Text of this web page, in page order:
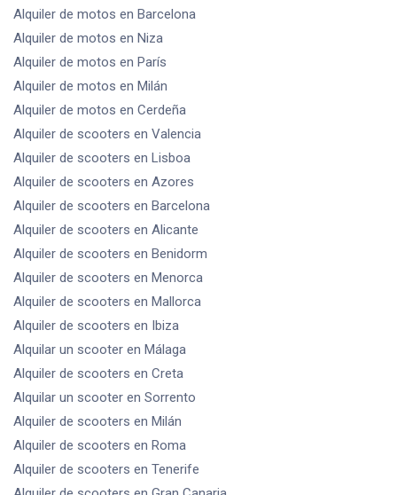
Alquiler de motos en Barcelona
Alquiler de motos en Niza
Alquiler de motos en París
Alquiler de motos en Milán
Alquiler de motos en Cerdeña
Alquiler de scooters en Valencia
Alquiler de scooters en Lisboa
Alquiler de scooters en Azores
Alquiler de scooters en Barcelona
Alquiler de scooters en Alicante
Alquiler de scooters en Benidorm
Alquiler de scooters en Menorca
Alquiler de scooters en Mallorca
Alquiler de scooters en Ibiza
Alquilar un scooter en Málaga
Alquiler de scooters en Creta
Alquilar un scooter en Sorrento
Alquiler de scooters en Milán
Alquiler de scooters en Roma
Alquiler de scooters en Tenerife